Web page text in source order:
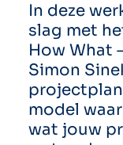
In deze
slag met
How What
Simon
model
wat jouw